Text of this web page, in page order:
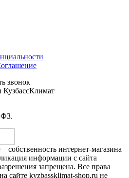
звонок
КузбассКлимат
ФЗ.
собственность интернет-магазина
информации с сайта
запрещена. Все права
сайте kyzbassklimat-shop.ru не